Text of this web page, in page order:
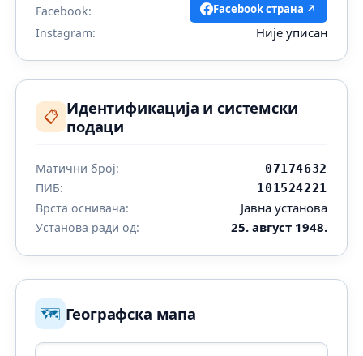
Facebook: Facebook страна ↗
Instagram: Није уписан
📋 Идентификација и системски
подаци
Матични број: 07174632
ПИБ: 101524221
Врста оснивача: Јавна установа
Установа ради од: 25. август 1948.
🗺️ Географска мапа